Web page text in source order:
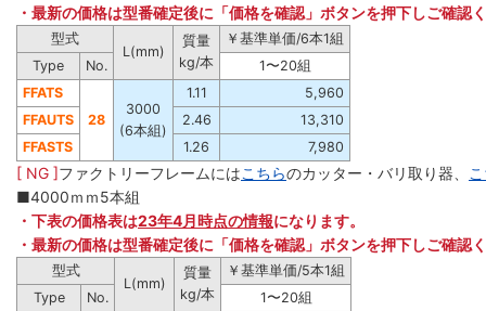
・最新の価格は型番確定後に「価格を確認」ボタンを押下しご確認
型式
L(mm)
質量
kg/本
￥基準単価/6本1組
Type
No.
1〜20組
FFATS
28
3000
(6本組)
1.11
5,960
FFAUTS
2.46
13,310
FFASTS
1.26 7,980
[ NG ]ファクトリーフレームにはこちらのカッター・バリ取り器、
■4000ｍｍ5本組
・下表の価格表は23年4月時点の情報になります。
・最新の価格は型番確定後に「価格を確認」ボタンを押下しご確認
型式
L(mm)
質量
kg/本
￥基準単価/5本1組
Type
No.
1〜20組